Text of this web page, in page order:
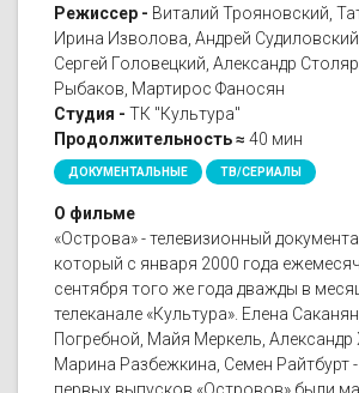
Режиссер - Виталий Трояновский,
Ирина Изволова, Андрей
Сергей Головецкий, Александр
Рыбаков, Мартирос Фаносян
Студия - ТК "Культура"
Продолжительность ≈ 40 мин
ДОКУМЕНТАЛЬНЫЕ ТВ/СЕРИАЛЫ
О фильме
«Острова» - телевизионный
который с января 2000 года
сентября того же года дважды в
телеканале «Культура». Елена
Погребной, Майя Меркель,
Марина Разбежкина, Семен Райтбурт